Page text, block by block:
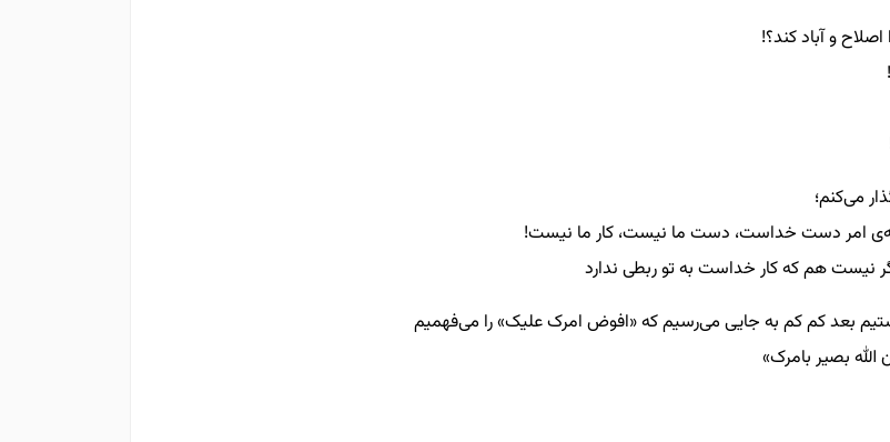
و آباد کند؟!
می‌کنم؛
امر دست خداست، دست ما نیست، کار ما نیست!
نیست هم که کار خداست به تو ربطی ندارد
بعد کم کم به جایی می‌رسیم که «افوض امرک علیک» را می‌فهمیم
الله بصیر بامرک»